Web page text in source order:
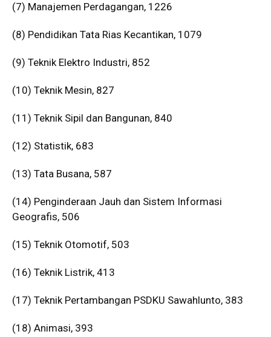
(7) Manajemen Perdagangan, 1226
(8) Pendidikan Tata Rias Kecantikan, 1079
(9) Teknik Elektro Industri, 852
(10) Teknik Mesin, 827
(11) Teknik Sipil dan Bangunan, 840
(12) Statistik, 683
(13) Tata Busana, 587
(14) Penginderaan Jauh dan Sistem Informasi
Geografis, 506
(15) Teknik Otomotif, 503
(16) Teknik Listrik, 413
(17) Teknik Pertambangan PSDKU Sawahlunto, 383
(18) Animasi, 393